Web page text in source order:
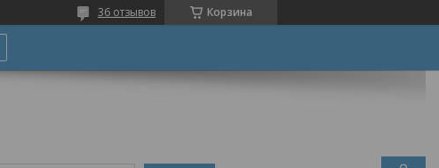
Корзина
36 отзывов